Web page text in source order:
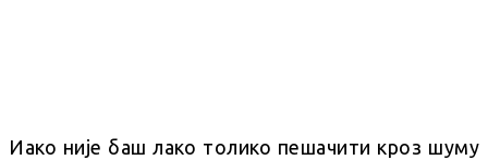
Иако није баш лако толико пешачити кроз шуму